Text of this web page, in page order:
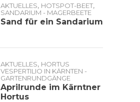
AKTUELLES, HOTSPOT-BEET,
SANDARIUM - MAGERBEETE
Sand für ein Sandarium
AKTUELLES, HORTUS
VESPERTILIO IN KÄRNTEN -
GARTENRUNDGÄNGE
Aprilrunde im Kärntner
Hortus